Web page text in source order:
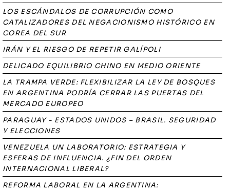
LOS ESCÁNDALOS DE CORRUPCIÓN COMO
CATALIZADORES DEL NEGACIONISMO HISTÓRICO EN
COREA DEL SUR
IRÁN Y EL RIESGO DE REPETIR GALÍPOLI
DELICADO EQUILIBRIO CHINO EN MEDIO ORIENTE
LA TRAMPA VERDE: FLEXIBILIZAR LA LEY DE BOSQUES
EN ARGENTINA PODRÍA CERRAR LAS PUERTAS DEL
MERCADO EUROPEO
PARAGUAY - ESTADOS UNIDOS – BRASIL. SEGURIDAD
Y ELECCIONES
VENEZUELA UN LABORATORIO: ESTRATEGIA Y
ESFERAS DE INFLUENCIA. ¿FIN DEL ORDEN
INTERNACIONAL LIBERAL?
REFORMA LABORAL EN LA ARGENTINA: